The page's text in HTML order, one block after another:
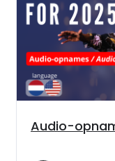
Audio-